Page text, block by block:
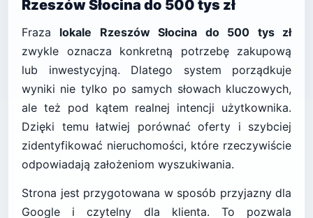
Rzeszów Słocina do 500 tys zł
Fraza lokale Rzeszów Słocina do 500 tys zł
zwykle oznacza konkretną potrzebę zakupową
lub inwestycyjną. Dlatego system porządkuje
wyniki nie tylko po samych słowach kluczowych,
ale też pod kątem realnej intencji użytkownika.
Dzięki temu łatwiej porównać oferty i szybciej
zidentyfikować nieruchomości, które rzeczywiście
odpowiadają założeniom wyszukiwania.
Strona jest przygotowana w sposób przyjazny dla
Google i czytelny dla klienta. To pozwala